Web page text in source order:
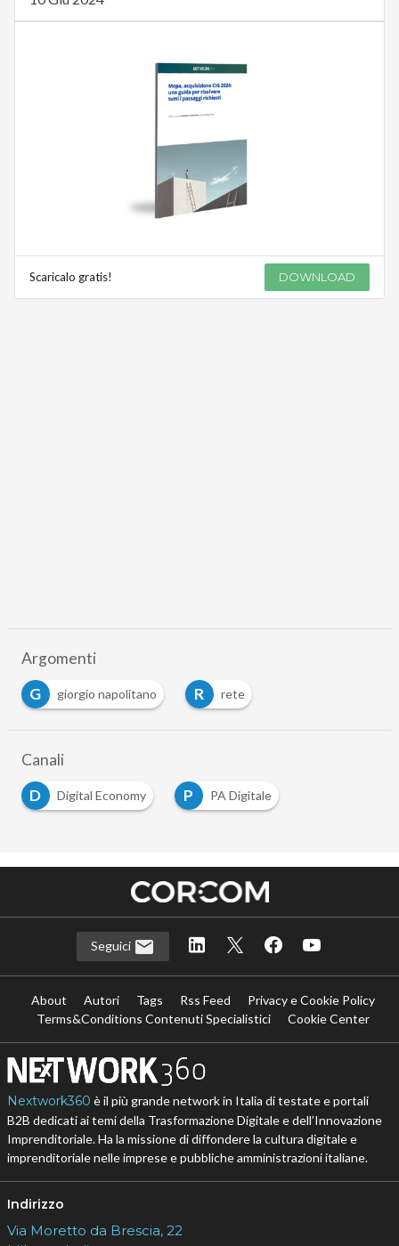
Scaricalo gratis! DOWNLOAD
Argomenti
G
giorgio napolitano R rete
Canali
D
Digital Economy P PA Digitale
Seguici
About Autori Tags Rss Feed
Privacy e Cookie Policy
Terms&Conditions Contenuti Specialistici
Cookie Center
Nextwork360 è il più grande network in Italia di testate e portali
B2B dedicati ai temi della Trasformazione Digitale e dell’Innovazione
Imprenditoriale. Ha la missione di diffondere la cultura digitale e
imprenditoriale nelle imprese e pubbliche amministrazioni italiane.
Indirizzo
Via Moretto da Brescia, 22